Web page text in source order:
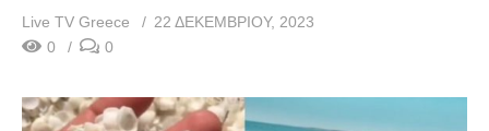
Live TV Greece
22 ΔΕΚΕΜΒΡΊΟΥ, 2023
0
0